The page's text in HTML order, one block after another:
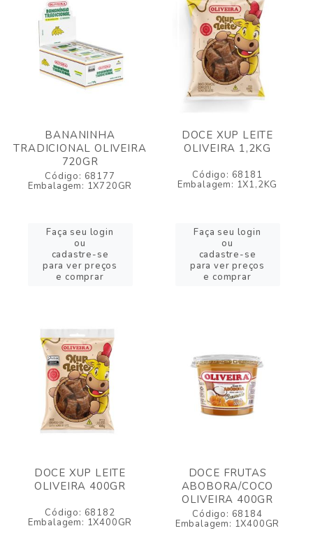
BANANINHA
TRADICIONAL OLIVEIRA
720GR
Código: 68177
Embalagem: 1X720GR
Faça seu login
ou
cadastre-se
para ver preços
e comprar
DOCE XUP LEITE
OLIVEIRA 1,2KG
Código: 68181
Embalagem: 1X1,2KG
Faça seu login
ou
cadastre-se
para ver preços
e comprar
DOCE XUP LEITE
OLIVEIRA 400GR
Código: 68182
Embalagem: 1X400GR
DOCE FRUTAS
ABOBORA/COCO
OLIVEIRA 400GR
Código: 68184
Embalagem: 1X400GR